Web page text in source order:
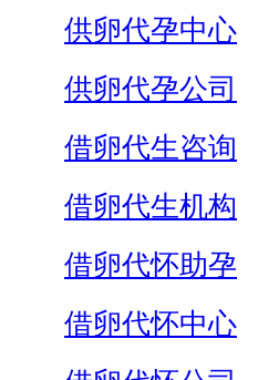
供卵代孕中心
供卵代孕公司
借卵代生咨询
借卵代生机构
借卵代怀助孕
借卵代怀中心